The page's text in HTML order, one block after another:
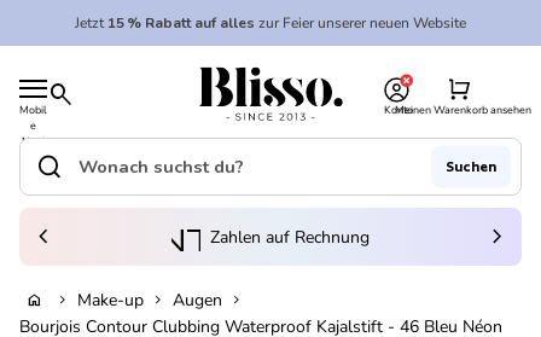
In den Warenkorb legen
Zum Inhalt springen
Jetzt15 % Rabatt auf alles zur Feier unserer neuen Website
Mobil
e
Navi
gatio
search
Startseite
Konto
Meinen Warenkorb ansehen
shopping_cart
Startseite
Suche"
search Suchen
(Link öffnet in neuem Tab/Fenster)
Zahlen auf Rechnung
chevron_left chevron_right
home chevron_right Make-up chevron_right Augen chevron_right
Bourjois Contour Clubbing Waterproof Kajalstift - 46 Bleu Néon